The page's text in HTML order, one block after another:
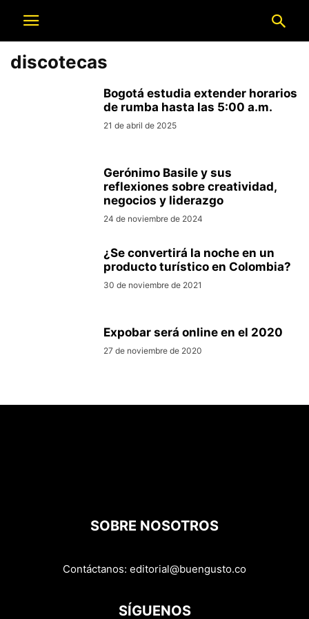
discotecas
Bogotá estudia extender horarios
de rumba hasta las 5:00 a.m.
21 de abril de 2025
Gerónimo Basile y sus
reflexiones sobre creatividad,
negocios y liderazgo
24 de noviembre de 2024
¿Se convertirá la noche en un
producto turístico en Colombia?
30 de noviembre de 2021
Expobar será online en el 2020
27 de noviembre de 2020
SOBRE NOSOTROS
Contáctanos: editorial@buengusto.co
SÍGUENOS